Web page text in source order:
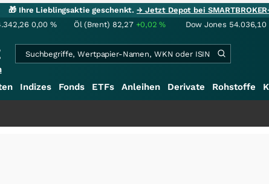
🎁 Ihre Lieblingsaktie geschenkt.→ Jetzt Depot bei
0,00 % Öl (Brent) 82,27 +0,02% Dow Jones 54.036,10
Indizes Fonds ETFs Anleihen Derivate Rohstoffe